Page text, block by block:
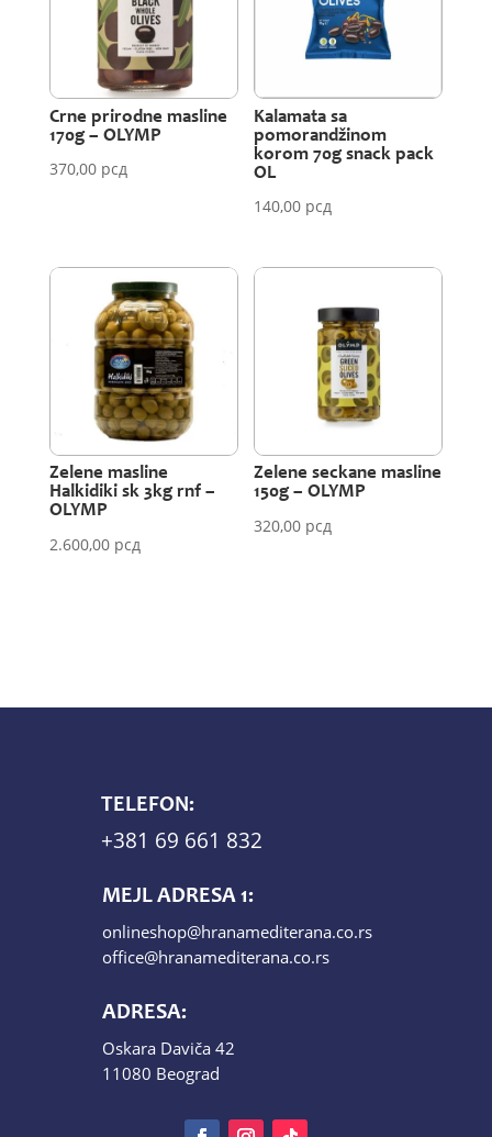
Crne prirodne masline
170g – OLYMP
370,00 рсд
Kalamata sa
pomorandžinom
korom 70g snack pack
OL
140,00 рсд
Zelene masline
Halkidiki sk 3kg rnf –
OLYMP
2.600,00 рсд
Zelene seckane masline
150g – OLYMP
320,00 рсд
TELEFON:
+381 69 661 832
MEJL ADRESA 1:
onlineshop@hranamediterana.co.rs
office@hranamediterana.co.rs
ADRESA:
Oskara Daviča 42
11080 Beograd